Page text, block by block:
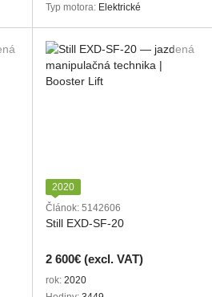
Typ motora Elektrické
2020
Článok: 5142606
Still EXD-SF-20
2 600€ (excl. VAT)
rok 2020